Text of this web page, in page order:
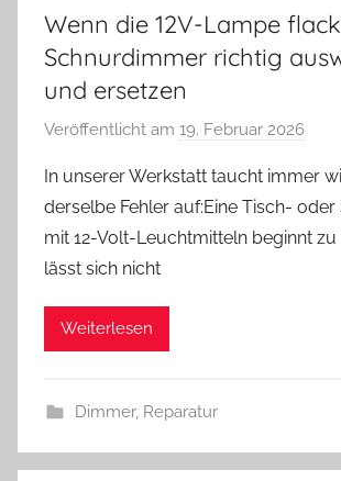
Wenn die 12V-Lampe
Schnurdimmer richtig
und ersetzen
Veröffentlicht am 19. Februar 2026
n
A
n
In unserer Werkstatt taucht immer
derselbe Fehler auf:Eine Tisch-
mit 12-Volt-Leuchtmitteln beginnt zu
lässt sich nicht
Weiterlesen
Dimmer, Reparatur